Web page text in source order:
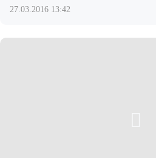
27.03.2016 13:42